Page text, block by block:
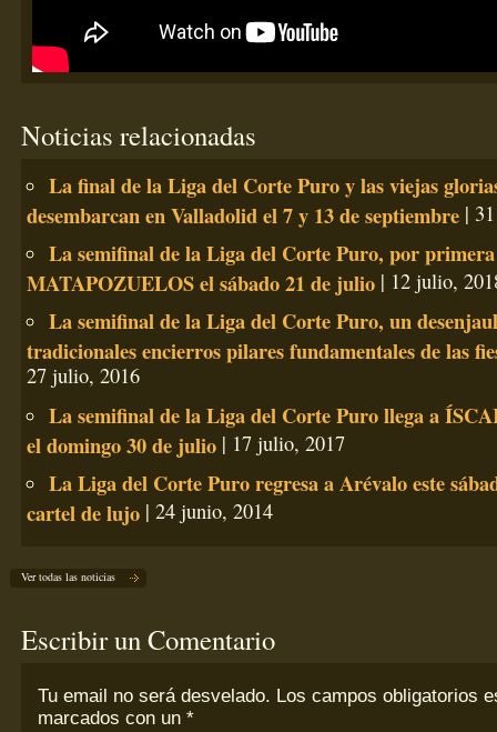
Noticias relacionadas
La final de la Liga del Corte Puro y las viejas
desembarcan en Valladolid el 7 y 13 de septiembre| 31
La semifinal de la Liga del Corte Puro, por primera
MATAPOZUELOS el sábado 21 de julio| 12 julio,
La semifinal de la Liga del Corte Puro, un
tradicionales encierros pilares fundamentales de las
27 julio, 2016
La semifinal de la Liga del Corte Puro llega a
el domingo 30 de julio| 17 julio, 2017
La Liga del Corte Puro regresa a Arévalo este
cartel de lujo| 24 junio, 2014
Ver todas las noticias
Escribir un Comentario
Tu email noserá desvelado. Los campos obligatorios
marcados con un *